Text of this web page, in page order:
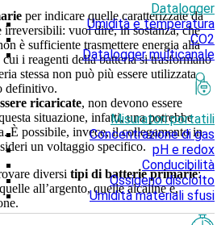
Datalogger
Umidità e temperatura
CO2
Datalogger multicanale
Misuratori portatili
Concentrazione di gas
pH e redox
Conducibilità
Ossigeno disciolto
Umidità materiali sfusi
per indicare quelle caratterizzate da
vuol dire, in sostanza, che
è sufficiente trasmettere energia alla
i reagenti della batteria si trasformano
stessa non può più essere utilizzata
definitivo.
ricaricate, non devono essere
situazione, infatti, una potrebbe
È possibile, invece, il collegamento in
un voltaggio specifico.
diversi tipi di batterie primarie:
all’argento, quelle alcaline e,